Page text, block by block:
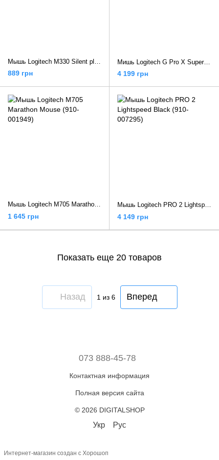
889 грн
Мишь Logitech G Pro X Superlight 2 SE Red
4 199 грн
Мышь Logitech M705 Marathon Mouse (910-001949)
1 645 грн
Мышь Logitech PRO 2 Lightspeed Black (910-007295)
4 149 грн
Показать еще 20 товаров
Назад 1 из 6 Вперед
073 888-45-78
Контактная информация
Полная версия сайта
© 2026 DIGITALSHOP
Укр Рус
Интернет-магазин создан с Хорошоп